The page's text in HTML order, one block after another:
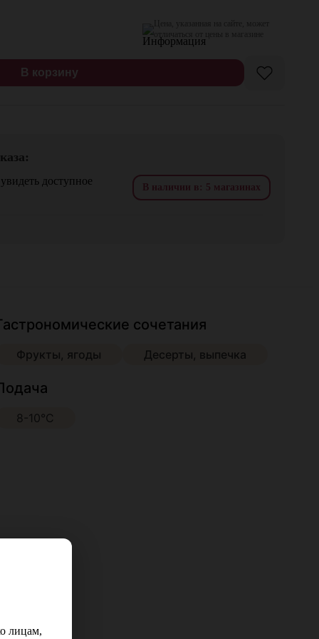
В корзину
доступное
В наличии в: 5 магазинах
сочетания
Фрукты, ягоды Десерты, выпечка
8-10°С
лицам,